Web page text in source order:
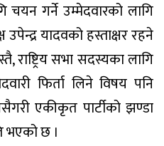
गर्ने उम्मेदवारको लागि
यादवको हस्ताक्षर रहने
सभा सदस्यका लागि
फिर्ता लिने विषय पनि
एकीकृत पार्टीको झण्डा
भएको छ ।